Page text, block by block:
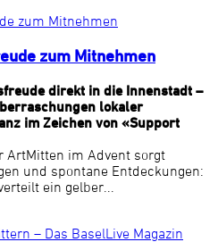
zum Mitnehmen
direkt in die Innenstadt –
lokaler
im Zeichen von «Support
ArtMitten im Advent sorgt
und spontane Entdeckungen:
ein gelber...